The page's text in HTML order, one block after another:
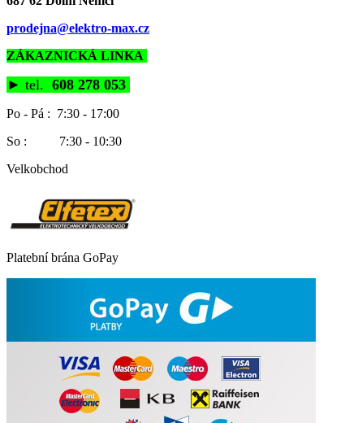
prodejna@elektro-max.cz
ZÁKAZNICKÁ LINKA
► tel. 608 278 053
Po - Pá : 7:30 - 17:00
So : 7:30 - 10:30
Velkobchod
Platební brána GoPay